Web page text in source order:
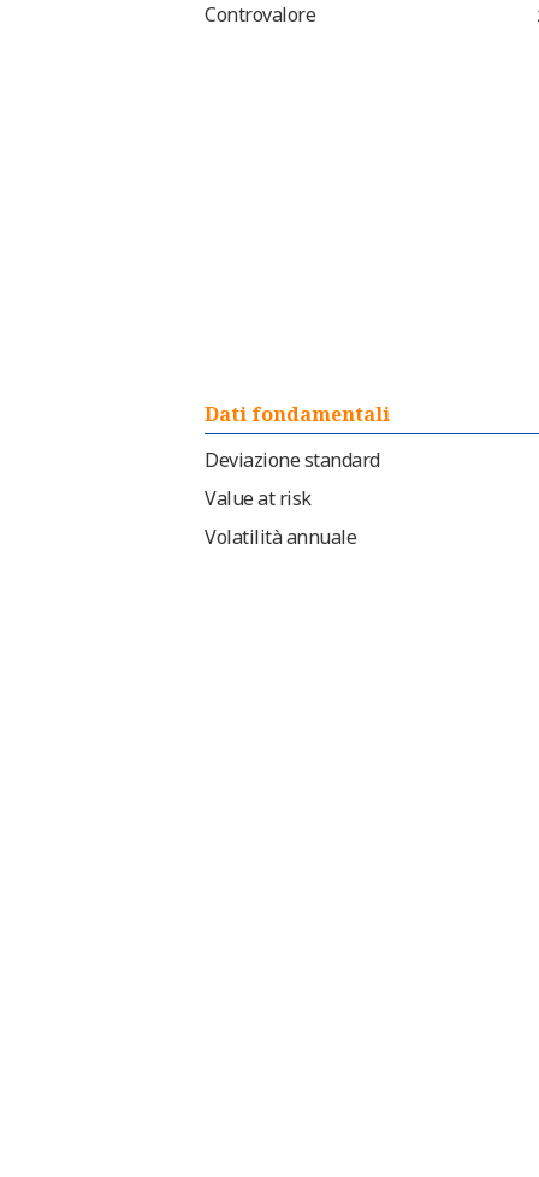
Controvalore
Dati fondamentali
Deviazione standard
Value at risk
Volatilità annuale